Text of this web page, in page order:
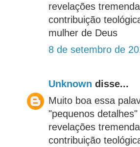
revelações
contribuição
mulher de Deus
8 de setembro de
Unknown disse...
Muito boa essa
"pequenos
revelações
contribuição